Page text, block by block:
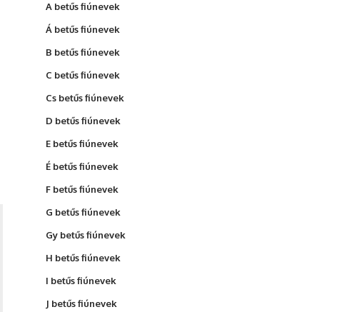
A betűs fiúnevek
Á betűs fiúnevek
B betűs fiúnevek
C betűs fiúnevek
Cs betűs fiúnevek
D betűs fiúnevek
E betűs fiúnevek
É betűs fiúnevek
F betűs fiúnevek
G betűs fiúnevek
Gy betűs fiúnevek
H betűs fiúnevek
I betűs fiúnevek
J betűs fiúnevek